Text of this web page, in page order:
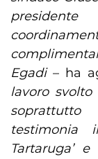
Egadi – ha
lavoro
soprattutto
testimonia
Tartaruga’